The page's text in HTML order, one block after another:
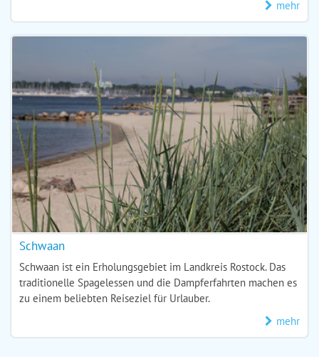
mehr
Schwaan
Schwaan ist ein Erholungsgebiet im Landkreis Rostock. Das
traditionelle Spagelessen und die Dampferfahrten machen es
zu einem beliebten Reiseziel für Urlauber.
mehr